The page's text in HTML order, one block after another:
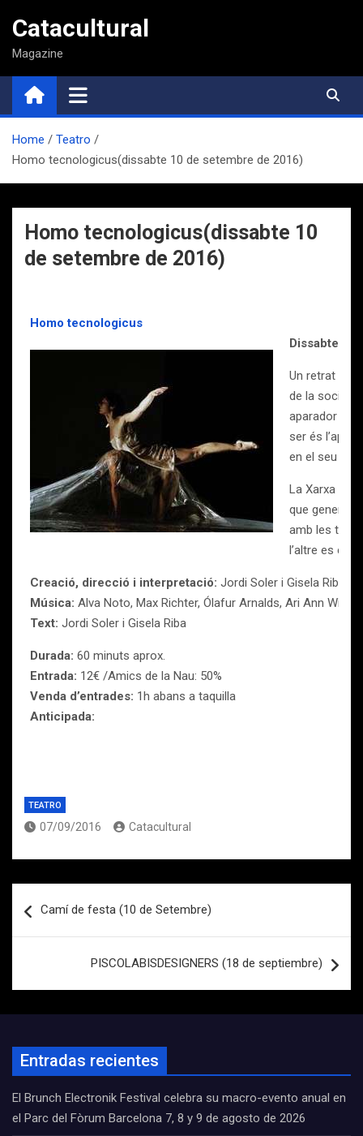
contenido
Catacultural
Magazine
Home
Teatro
Homo tecnologicus(dissabte 10 de setembre de 2016)
Homo tecnologicus(dissabte 10
de setembre de 2016)
Homo tecnologicus
Dissabte 10
Un retrat de
de la
aparador per
ser és
en el seu
La Xarxa
que genera.
amb les
l’altre es
Creació, direcció i interpretació: Jordi Soler i Gisela Riba
Música: Alva Noto, Max Richter, Ólafur Arnalds, Ari Ann Wire,
Text: Jordi Soler i Gisela Riba
Durada: 60 minuts aprox.
Entrada: 12€ /Amics de la Nau: 50%
Venda d’entrades: 1h abans a taquilla
Anticipada:
TEATRO
07/09/2016 Catacultural
de
Camí de festa (10 de Setembre)
PISCOLABISDESIGNERS (18 de septiembre)
Entradas recientes
El Brunch Electronik Festival celebra su macro-evento anual en
el Parc del Fòrum Barcelona 7, 8 y 9 de agosto de 2026